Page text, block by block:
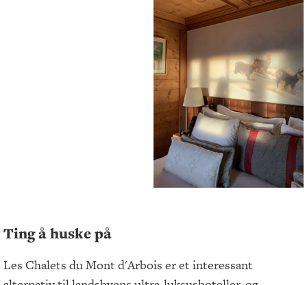
Ting å huske på
Les Chalets du Mont d'Arbois er et interessant